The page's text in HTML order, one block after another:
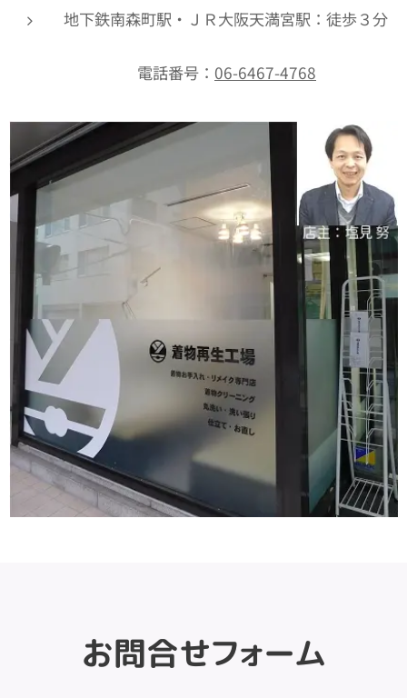
地下鉄南森町駅・ＪＲ大阪天満宮駅：徒歩３分
電話番号： 06-6467-4768
お問合せフォーム